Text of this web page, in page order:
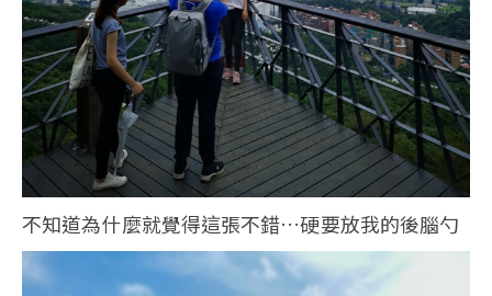
不知道為什麼就覺得這張不錯…硬要放我的後腦勺